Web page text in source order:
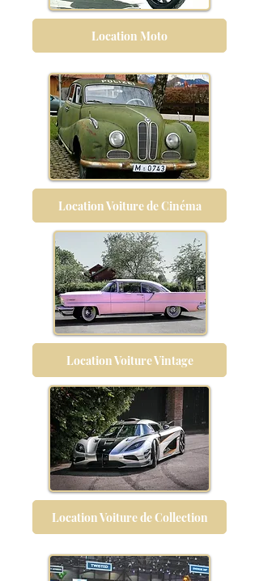
Location Moto
Location Voiture de Cinéma
Location Voiture Vintage
Location Voiture de Collection